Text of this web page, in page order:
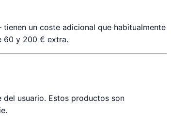
un coste adicional que habitualmente
60 y 200 € extra.
usuario. Estos productos son